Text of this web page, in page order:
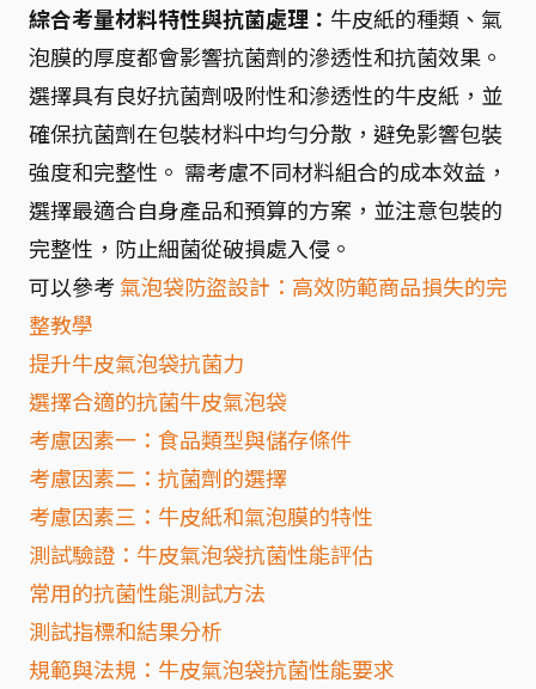
綜合考量材料特性與抗菌處理： 牛皮紙的種類、氣
泡膜的厚度都會影響抗菌劑的滲透性和抗菌效果。
選擇具有良好抗菌劑吸附性和滲透性的牛皮紙，並
確保抗菌劑在包裝材料中均勻分散，避免影響包裝
強度和完整性。 需考慮不同材料組合的成本效益，
選擇最適合自身產品和預算的方案，並注意包裝的
完整性，防止細菌從破損處入侵。
可以參考 氣泡袋防盜設計：高效防範商品損失的完
整教學
提升牛皮氣泡袋抗菌力
選擇合適的抗菌牛皮氣泡袋
考慮因素一：食品類型與儲存條件
考慮因素二：抗菌劑的選擇
考慮因素三：牛皮紙和氣泡膜的特性
測試驗證：牛皮氣泡袋抗菌性能評估
常用的抗菌性能測試方法
測試指標和結果分析
規範與法規：牛皮氣泡袋抗菌性能要求